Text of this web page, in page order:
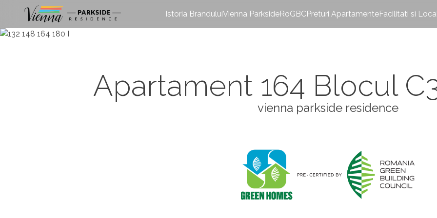
Istoria BranduluiVienna ParksideRoGBCPreturi ApartamenteFacilitati si
Apartament 164 Blocul
vienna parkside residence